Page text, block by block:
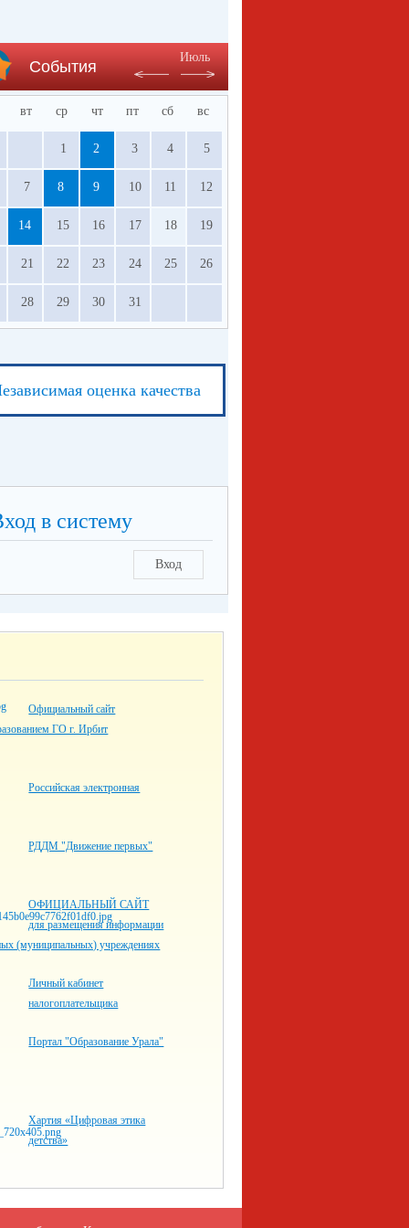
События
Июль
вт ср чт пт сб вс
1 2 3 4 5
7 8 9 10 11 12
14 15 16 17 18 19
21 22 23 24 25 26
28 29 30 31
оценка качества
в систему
Вход
Официальный сайт
ГО г. Ирбит
Российская электронная
РДДМ "Движение первых"
ОФИЦИАЛЬНЫЙ САЙТ
для размещения информации
(муниципальных) учреждениях
Личный кабинет
налогоплательщика
Портал "Образование Урала"
Хартия «Цифровая этика
детства»